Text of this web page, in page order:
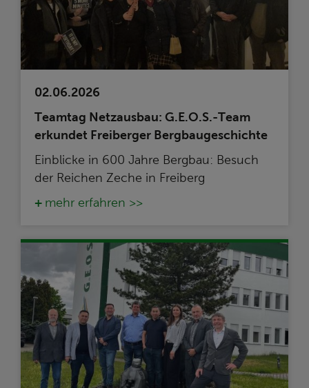
02.06.2026
Teamtag Netzausbau: G.E.O.S.-Team
erkundet Freiberger Bergbaugeschichte
Einblicke in 600 Jahre Bergbau: Besuch
der Reichen Zeche in Freiberg
mehr erfahren >>